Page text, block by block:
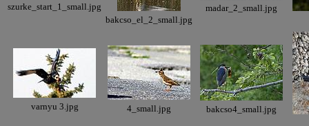
szurke_start_1_small.jpg
bakcso_el_2_small.jpg
madar_2_small.jpg
varnyu 3.jpg 4_small.jpg bakcso4_small.jpg